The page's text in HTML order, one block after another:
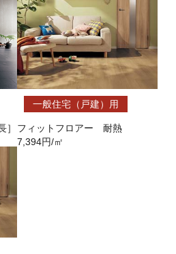
］
一般住宅（戸建）用
フィットフロアー 耐熱
7,394円/㎡